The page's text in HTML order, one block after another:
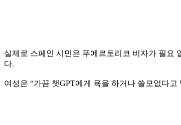
실제로 스페인 시민은 푸에르토리코 비자가 필요
다.
여성은 “가끔 챗GPT에게 욕을 하거나 쓸모없다